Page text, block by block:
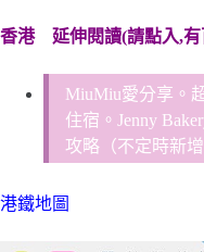
香港 延伸閱讀(請點入,
MiuMiu愛分享。
住宿。Jenny
攻略（不定時新增
港鐵地圖